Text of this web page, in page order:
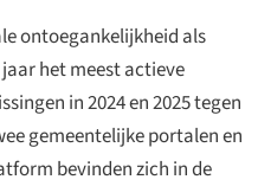
ontoegankelijkheid als
het meest actieve
in 2024 en 2025 tegen
gemeentelijke portalen en
bevinden zich in de